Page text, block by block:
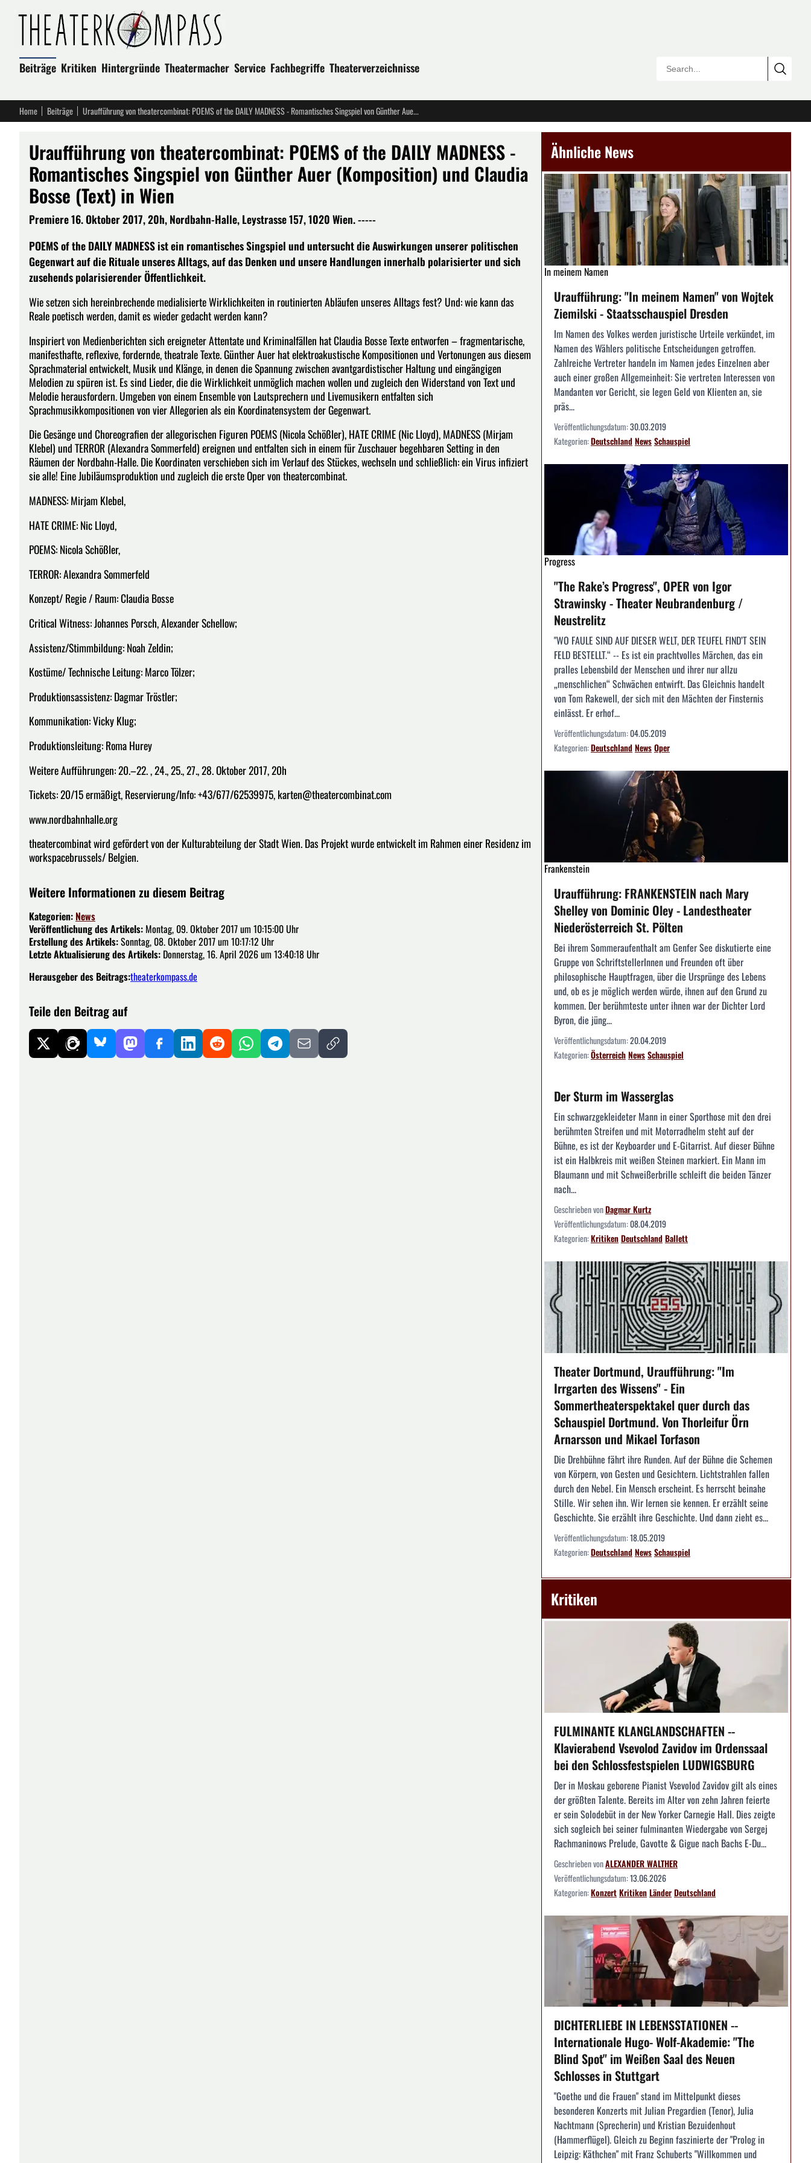
Beiträge Kritiken Hintergründe Theatermacher Service Fachbegriffe Theaterverzeichnisse
Home Beiträge Uraufführung von theatercombinat: POEMS of the DAILY MADNESS - Romantisches Singspiel von Günther Auer (Komposition) und Claudia Bosse (Text) in Wien
Uraufführung von theatercombinat: POEMS of the DAILY MADNESS -
Romantisches Singspiel von Günther Auer (Komposition) und Claudia
Bosse (Text) in Wien
Premiere 16. Oktober 2017, 20h, Nordbahn-Halle, Leystrasse 157, 1020 Wien. -----
POEMS of the DAILY MADNESS ist ein romantisches Singspiel und untersucht die Auswirkungen unserer politischen
Gegenwart auf die Rituale unseres Alltags, auf das Denken und unsere Handlungen innerhalb polarisierter und sich
zusehends polarisierender Öffentlichkeit.
Wie setzen sich hereinbrechende medialisierte Wirklichkeiten in routinierten Abläufen unseres Alltags fest? Und: wie kann das
Reale poetisch werden, damit es wieder gedacht werden kann?
Inspiriert von Medienberichten sich ereigneter Attentate und Kriminalfällen hat Claudia Bosse ­Texte entworfen – fragmentarische,
manifesthafte, reflexive, fordernde, theatrale Texte. Günther Auer hat elektroakustische Kompositionen und Vertonungen aus diesem
Sprachmaterial entwickelt, Musik und Klänge, in denen die Spannung zwischen avantgardistischer Haltung und eingängigen
Melodien zu spüren ist. Es sind Lieder, die die Wirklichkeit unmöglich machen wollen und zugleich den Widerstand von Text und
Melodie herausfordern. Umgeben von einem Ensemble von Lautsprechern und Livemusikern entfalten sich
Sprachmusikkompositionen von vier Allegorien als ein Koordinatensystem der Gegenwart.
Die Gesänge und Choreografien der allegorischen Figuren POEMS (Nicola Schößler), HATE CRIME (Nic Lloyd), MADNESS (Mirjam
Klebel) und TERROR (Alexandra Sommerfeld) ereignen und entfalten sich in einem für Zuschauer begehbaren Setting in den
Räumen der Nordbahn-Halle. Die Koordinaten verschieben sich im Verlauf des Stückes, wechseln und schließlich: ein Virus infiziert
sie alle! Eine Jubiläumsproduktion und zugleich die erste Oper von theatercombinat.
MADNESS: Mirjam Klebel,
HATE CRIME: Nic Lloyd,
POEMS: Nicola Schößler,
TERROR: Alexandra Sommerfeld
Konzept/ Regie / Raum: Claudia Bosse
Critical Witness: Johannes Porsch, Alexander Schellow;
Assistenz/Stimmbildung: Noah Zeldin;
Kostüme/ Technische Leitung: Marco Tölzer;
Produktionsassistenz: Dagmar Tröstler;
Kommunikation: Vicky Klug;
Produktionsleitung: Roma Hurey
Weitere Aufführungen: 20.–22. , 24., 25., 27., 28. Oktober 2017, 20h
Tickets: 20/15 ermäßigt, Reservierung/Info: +43/677/62539975, karten@theatercombinat.com
www.nordbahnhalle.org
theatercombinat wird gefördert von der Kulturabteilung der Stadt Wien. Das Projekt wurde entwickelt im Rahmen einer Residenz im
workspacebrussels/ Belgien.
Weitere Informationen zu diesem Beitrag
Kategorien: News
Veröffentlichung des Artikels: Montag, 09. Oktober 2017 um 10:15:00 Uhr
Erstellung des Artikels:Sonntag, 08. Oktober 2017 um 10:17:12 Uhr
Letzte Aktualisierung des Artikels: Donnerstag, 16. April 2026 um 13:40:18 Uhr
Herausgeber des Beitrags:theaterkompass.de
Teile den Beitrag auf
Ähnliche News
In meinem Namen
Uraufführung: "In meinem Namen" von Wojtek
Ziemilski - Staatsschauspiel Dresden
Im Namen des Volkes werden juristische Urteile verkündet, im
Namen des Wählers politische Entscheidungen getroffen.
Zahlreiche Vertreter handeln im Namen jedes Einzelnen aber
auch einer großen Allgemeinheit: Sie vertreten Interessen von
Mandanten vor Gericht, sie legen Geld von Klienten an, sie
präs...
Veröffentlichungsdatum:30.03.2019
Kategorien:DeutschlandNewsSchauspiel
Progress
"The Rake’s Progress", OPER von Igor
Strawinsky - Theater Neubrandenburg /
Neustrelitz
"WO FAULE SIND AUF DIESER WELT, DER TEUFEL FIND’T SEIN
FELD BESTELLT.“ -- Es ist ein prachtvolles Märchen, das ein
pralles Lebensbild der Menschen und ihrer nur allzu
„menschlichen“ Schwächen entwirft. Das Gleichnis handelt
von Tom Rakewell, der sich mit den Mächten der Finsternis
einlässt. Er erhof...
Veröffentlichungsdatum:04.05.2019
Kategorien:DeutschlandNewsOper
Frankenstein
Uraufführung: FRANKENSTEIN nach Mary
Shelley von Dominic Oley - Landestheater
Niederösterreich St. Pölten
Bei ihrem Sommeraufenthalt am Genfer See diskutierte eine
Gruppe von SchriftstellerInnen und Freunden oft über
philosophische Hauptfragen, über die Ursprünge des Lebens
und, ob es je möglich werden würde, ihnen auf den Grund zu
kommen. Der berühmteste unter ihnen war der Dichter Lord
Byron, die jüng...
Veröffentlichungsdatum:20.04.2019
Kategorien:ÖsterreichNewsSchauspiel
Der Sturm im Wasserglas
Ein schwarzgekleideter Mann in einer Sporthose mit den drei
berühmten Streifen und mit Motorradhelm steht auf der
Bühne, es ist der Keyboarder und E-Gitarrist. Auf dieser Bühne
ist ein Halbkreis mit weißen Steinen markiert. Ein Mann im
Blaumann und mit Schweißerbrille schleift die beiden Tänzer
nach...
Geschrieben vonDagmar Kurtz
Veröffentlichungsdatum:08.04.2019
Kategorien:KritikenDeutschlandBallett
Theater Dortmund, Uraufführung: "Im
Irrgarten des Wissens" - Ein
Sommertheaterspektakel quer durch das
Schauspiel Dortmund. Von Thorleifur Örn
Arnarsson und Mikael Torfason
Die Drehbühne fährt ihre Runden. Auf der Bühne die Schemen
von Körpern, von Gesten und Gesichtern. Lichtstrahlen fallen
durch den Nebel. Ein Mensch erscheint. Es herrscht beinahe
Stille. Wir sehen ihn. Wir lernen sie kennen. Er erzählt seine
Geschichte. Sie erzählt ihre Geschichte. Und dann zieht es...
Veröffentlichungsdatum:18.05.2019
Kategorien:DeutschlandNewsSchauspiel
Kritiken
FULMINANTE KLANGLANDSCHAFTEN --
Klavierabend Vsevolod Zavidov im Ordenssaal
bei den Schlossfestspielen LUDWIGSBURG
Der in Moskau geborene Pianist Vsevolod Zavidov gilt als eines
der größten Talente. Bereits im Alter von zehn Jahren feierte
er sein Solodebüt in der New Yorker Carnegie Hall. Dies zeigte
sich sogleich bei seiner fulminanten Wiedergabe von Sergej
Rachmaninows Prelude, Gavotte & Gigue nach Bachs E-Du...
Geschrieben vonALEXANDER WALTHER
Veröffentlichungsdatum:13.06.2026
Kategorien:KonzertKritikenLänderDeutschland
DICHTERLIEBE IN LEBENSSTATIONEN --
Internationale Hugo- Wolf-Akademie: "The
Blind Spot" im Weißen Saal des Neuen
Schlosses in Stuttgart
"Goethe und die Frauen" stand im Mittelpunkt dieses
besonderen Konzerts mit Julian Pregardien (Tenor), Julia
Nachtmann (Sprecherin) und Kristian Bezuidenhout
(Hammerflügel). Gleich zu Beginn faszinierte der "Prolog in
Leipzig: Käthchen" mit Franz Schuberts "Willkommen und